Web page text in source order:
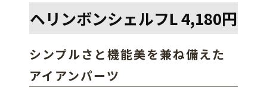
ヘリンボンシェルフL 4,180円
シンプルさと機能美を兼ね備えた
アイアンパーツ